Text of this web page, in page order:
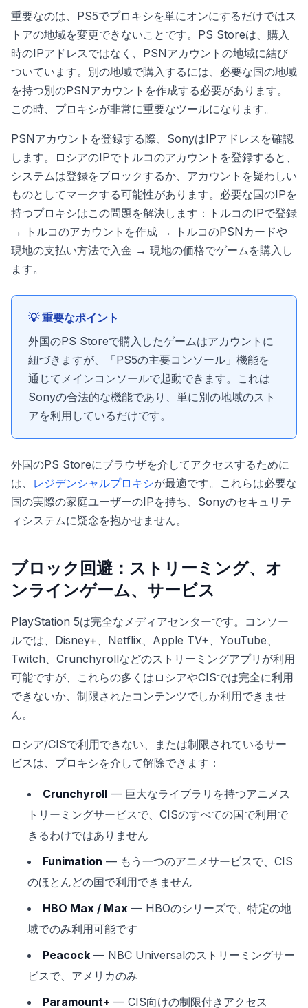
重要なのは、PS5でプロキシを単にオンにするだけではス
トアの地域を変更できないことです。PS Storeは、購入
時のIPアドレスではなく、PSNアカウントの地域に結び
ついています。別の地域で購入するには、必要な国の地域
を持つ別のPSNアカウントを作成する必要があります。
この時、プロキシが非常に重要なツールになります。
PSNアカウントを登録する際、SonyはIPアドレスを確認
します。ロシアのIPでトルコのアカウントを登録すると、
システムは登録をブロックするか、アカウントを疑わしい
ものとしてマークする可能性があります。必要な国のIPを
持つプロキシはこの問題を解決します：トルコのIPで登録
→ トルコのアカウントを作成 → トルコのPSNカードや
現地の支払い方法で入金 → 現地の価格でゲームを購入し
ます。
💡 重要なポイント
外国のPS Storeで購入したゲームはアカウントに
紐づきますが、「PS5の主要コンソール」機能を
通じてメインコンソールで起動できます。これは
Sonyの合法的な機能であり、単に別の地域のスト
アを利用しているだけです。
外国のPS Storeにブラウザを介してアクセスするために
は、 レジデンシャルプロキシが最適です。これらは必要な
国の実際の家庭ユーザーのIPを持ち、Sonyのセキュリテ
ィシステムに疑念を抱かせません。
ブロック回避：ストリーミング、オ
ンラインゲーム、サービス
PlayStation 5は完全なメディアセンターです。コンソー
ルでは、Disney+、Netflix、Apple TV+、YouTube、
Twitch、Crunchyrollなどのストリーミングアプリが利用
可能ですが、これらの多くはロシアやCISでは完全に利用
できないか、制限されたコンテンツでしか利用できませ
ん。
ロシア/CISで利用できない、または制限されているサー
ビスは、プロキシを介して解除できます：
Crunchyroll — 巨大なライブラリを持つアニメス
トリーミングサービスで、CISのすべての国で利用で
きるわけではありません
Funimation — もう一つのアニメサービスで、CIS
のほとんどの国で利用できません
HBO Max / Max — HBOのシリーズで、特定の地
域でのみ利用可能です
Peacock — NBC Universalのストリーミングサー
ビスで、アメリカのみ
Paramount+ — CIS向けの制限付きアクセス